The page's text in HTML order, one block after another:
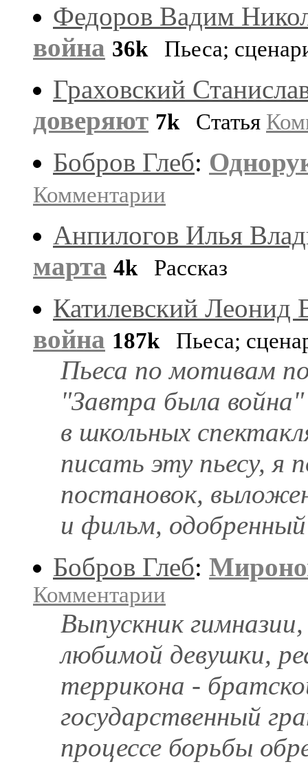
Федоров Вадим
война 36k Пьеса;
Граховский
доверяют 7k Статья
Бобров Глеб:
Комментарии
Анпилогов Илья
марта 4k Рассказ
Катилевский Леонид
война 187k Пьеса;
Пьеса по мотивам
"Завтра была
в школьных
писать эту пьесу, я
постановок,
и фильм,
Бобров Глеб:
Комментарии
Выпускник
любимой девушки,
террикона -
государственный
процессе борьбы